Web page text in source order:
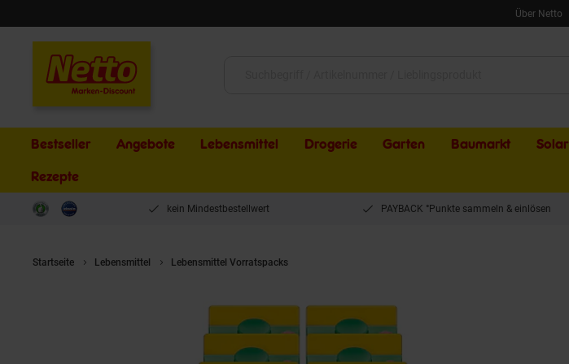
Über Netto
Bestseller Angebote Lebensmittel Drogerie Garten Baumarkt Solar
Rezepte
kein Mindestbestellwert PAYBACK °Punkte sammeln & einlösen
Startseite Lebensmittel Lebensmittel Vorratspacks